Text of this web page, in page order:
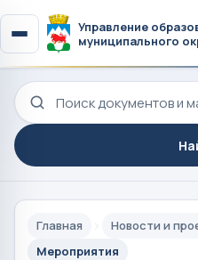
Управление
муниципального
Поиск по сайту
Главная Новости и
Мероприятия